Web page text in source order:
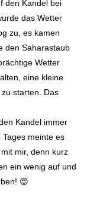
den Kandel bei
das Wetter
zu, es kamen
den Saharastaub
Wetter
eine kleine
starten. Das
Kandel immer
meinte es
mir, denn kurz
ein wenig auf und
😍